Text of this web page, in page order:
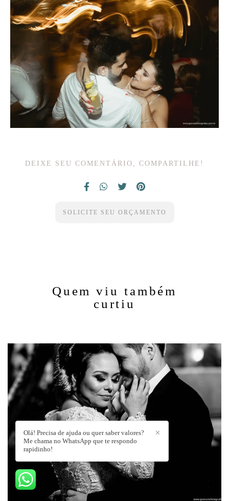
DEIXE SEU COMENTÁRIO, COMPARTILHE!
SOLICITE SEU ORÇAMENTO
Quem viu também
curtiu
✕
Olá! Precisa de ajuda ou quer saber valores?
Me chama no WhatsApp que te respondo
rapidinho!